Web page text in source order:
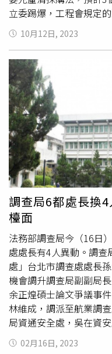
立委踢爆，工程會規定
「自有資金」為由規避
駿季稱中央畜產會是法
液，不適用政府採購法
敏，「審計部覺得OK嗎
陳說，採購法第四條雖
採購，其補助金額占採
金額以上者，適用本法
第七條又寫下，「本法
品除外）、材料、設備
其他經主管機關認定之
採購法的主管機關公共
鮮農漁產品，倘屬實，
鮮農漁產品，那就需要
標準。賴士葆質疑，立
刀，調查還要3個月，質
有相關複雜度，國外審
繃，審計不考慮選舉。
10月12日, 2023
調查局6都處長換
檯面
法務部調查局今（16日
處處長有4人異動。調
處」台北市調查處處長
機會調升調查局副副局
余正煌碩士論文爭議事
林維成，調派至航業調
局資通安全處，吳在資
毒攻擊案，專責對抗假
是審計長陳瑞敏，她是
02月16日, 2023